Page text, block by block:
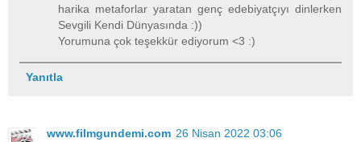
harika metaforlar yaratan genç edebiyatçıyı dinlerken
Sevgili Kendi Dünyasında :))
Yorumuna çok teşekkür ediyorum <3 :)
Yanıtla
www.filmgundemi.com 26 Nisan 2022 03:06